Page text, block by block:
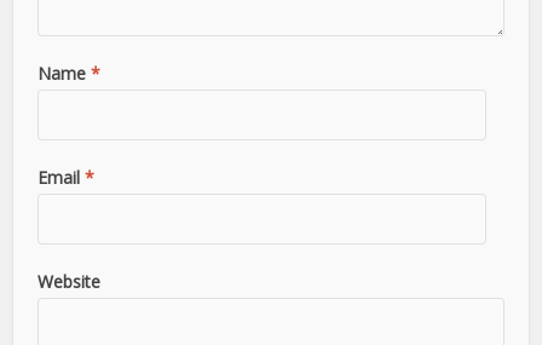
Name *
Email *
Website